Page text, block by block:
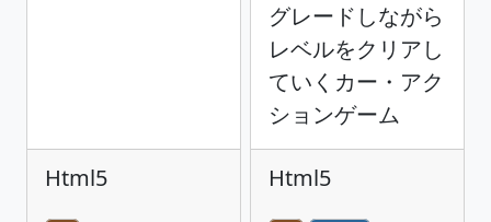
Html5
グレードしながら
レベルをクリアし
ていくカー・アク
ションゲーム
Html5